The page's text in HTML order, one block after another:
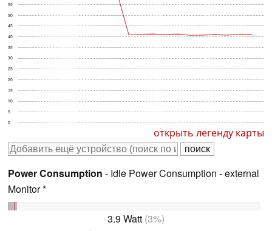
0
5
10
15
20
25
30
35
40
45
50
55
открыть легенду карты
Power Consumption - Idle Power Consumption - external
Monitor *
3.9 Watt (3%)